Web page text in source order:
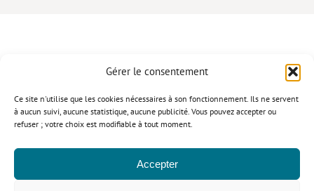
Gérer le consentement
Ce site n'utilise que les cookies nécessaires à son fonctionnement. Ils ne servent
à aucun suivi, aucune statistique, aucune publicité. Vous pouvez accepter ou
refuser ; votre choix est modifiable à tout moment.
Accepter
CONTACT